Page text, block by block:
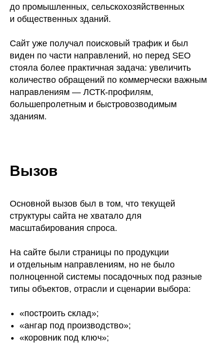
до промышленных, сельскохозяйственных
и общественных зданий.
Сайт уже получал поисковый трафик и был
виден по части направлений, но перед SEO
стояла более практичная задача: увеличить
количество обращений по коммерчески важным
направлениям — ЛСТК-профилям,
большепролетным и быстровозводимым
зданиям.
Вызов
Основной вызов был в том, что текущей
структуры сайта не хватало для
масштабирования спроса.
На сайте были страницы по продукции
и отдельным направлениям, но не было
полноценной системы посадочных под разные
типы объектов, отрасли и сценарии выбора:
«построить склад»;
«ангар под производство»;
«коровник под ключ»;